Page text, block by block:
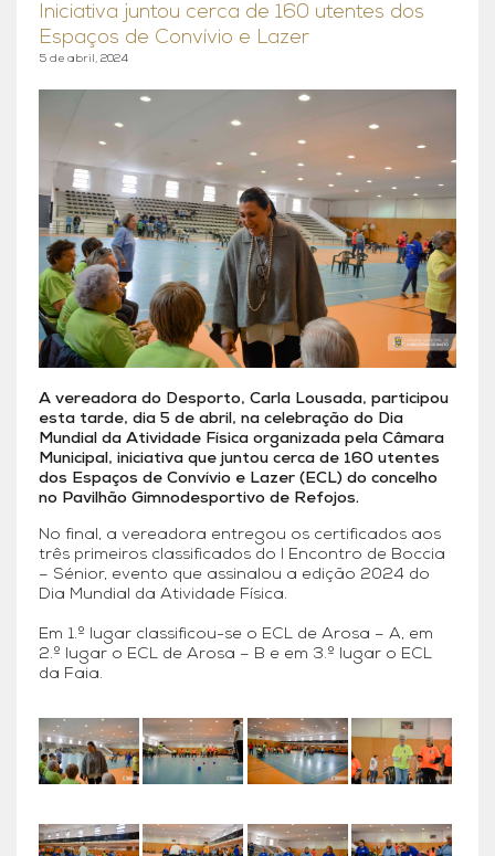
Iniciativa juntou cerca de 160 utentes dos
Espaços de Convívio e Lazer
5 de abril, 2024
A vereadora do Desporto, Carla Lousada, participou
esta tarde, dia 5 de abril, na celebração do Dia
Mundial da Atividade Física organizada pela Câmara
Municipal, iniciativa que juntou cerca de 160 utentes
dos Espaços de Convívio e Lazer (ECL) do concelho
no Pavilhão Gimnodesportivo de Refojos.
No final, a vereadora entregou os certificados aos
três primeiros classificados do I Encontro de Boccia
– Sénior, evento que assinalou a edição 2024 do
Dia Mundial da Atividade Física.
Em 1.º lugar classificou-se o ECL de Arosa – A, em
2.º lugar o ECL de Arosa – B e em 3.º lugar o ECL
da Faia.